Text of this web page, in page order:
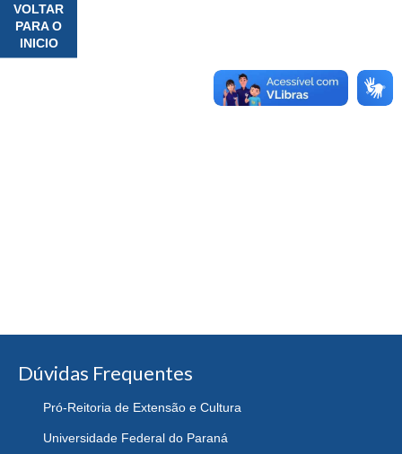
VOLTAR
PARA O
INICIO
Dúvidas Frequentes
Pró-Reitoria de Extensão e Cultura
Universidade Federal do Paraná